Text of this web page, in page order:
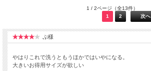
1 / 2ページ（全13件）
1
2 次へ
ぷ様
やはりこれで洗うともうほかではいやになる。
大きいお得用サイズが欲しい